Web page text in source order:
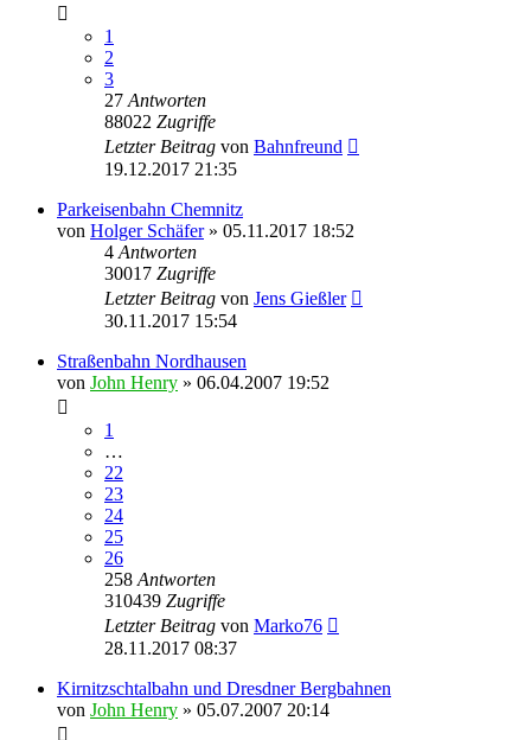
1
2
3
27 Antworten
88022 Zugriffe
Letzter Beitrag von Bahnfreund
19.12.2017 21:35
Parkeisenbahn Chemnitz
von Holger Schäfer» 05.11.2017 18:52
4 Antworten
30017 Zugriffe
Letzter Beitrag von Jens Gießler
30.11.2017 15:54
Straßenbahn Nordhausen
von John Henry » 06.04.2007 19:52
1
…
22
23
24
25
26
258 Antworten
310439 Zugriffe
Letzter Beitrag von Marko76
28.11.2017 08:37
Kirnitzschtalbahn und Dresdner Bergbahnen
von John Henry » 05.07.2007 20:14